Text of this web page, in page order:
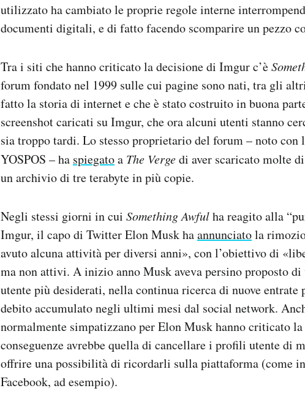
utilizzato ha cambiato le proprie regole interne
documenti digitali, e di fatto facendo scomparire un pezzo
Tra i siti che hanno criticato la decisione di Imgur c’è
forum fondato nel 1999 sulle cui pagine sono nati, tra gli
fatto la storia di internet e che è stato costruito in buona
screenshot caricati su Imgur, che ora alcuni utenti stanno
sia troppo tardi. Lo stesso proprietario del forum – noto con
YOSPOS – ha spiegatoa The Vergedi aver scaricato molte
un archivio di tre terabyte in più copie.
Negli stessi giorni in cui Something Awfulha reagito alla
Imgur, il capo di Twitter Elon Musk haannunciatola
avuto alcuna attività per diversi anni», con l’obiettivo di
ma non attivi. A inizio anno Musk aveva persino proposto di
utente più desiderati, nella continua ricerca di nuove entrate
debito accumulato negli ultimi mesi dal social network.
normalmente simpatizzano per Elon Musk hanno criticato
conseguenze avrebbe quella di cancellare i profili utente di
offrire una possibilità di ricordarli sulla piattaforma (come
Facebook, ad esempio).